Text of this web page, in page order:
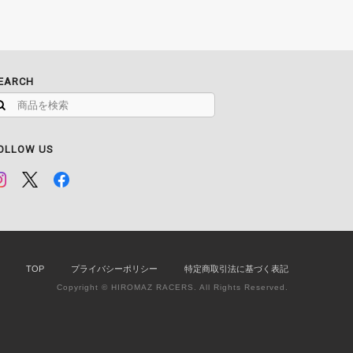
US
TOP プライバシーポリシー 特定商取引法に基づく表記
Copyright © HIROMAZ RACERS. All Rights Reserved.